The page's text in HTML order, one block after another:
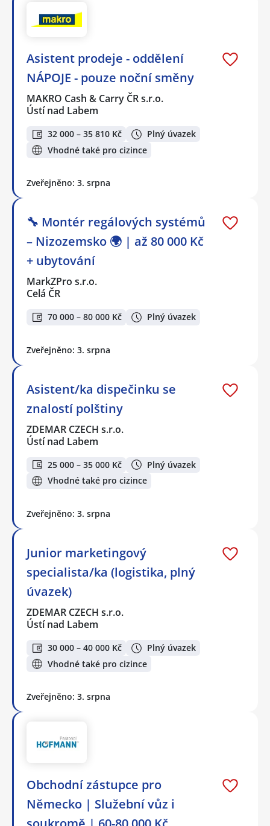
Asistent prodeje - oddělení
NÁPOJE - pouze noční směny
MAKRO Cash & Carry ČR s.r.o.
Ústí nad Labem
32 000 – 35 810 Kč
Plný úvazek
Vhodné také pro cizince
Zveřejněno: 3. srpna
🔧 Montér regálových systémů
– Nizozemsko 🌍 | až 80 000 Kč
+ ubytování
MarkZPro s.r.o.
Celá ČR
70 000 – 80 000 Kč Plný úvazek
Zveřejněno: 3. srpna
Asistent/ka dispečinku se
znalostí polštiny
ZDEMAR CZECH s.r.o.
Ústí nad Labem
25 000 – 35 000 Kč
Plný úvazek
Vhodné také pro cizince
Zveřejněno: 3. srpna
Junior marketingový
specialista/ka (logistika, plný
úvazek)
ZDEMAR CZECH s.r.o.
Ústí nad Labem
30 000 – 40 000 Kč
Plný úvazek
Vhodné také pro cizince
Zveřejněno: 3. srpna
Obchodní zástupce pro
Německo | Služební vůz i